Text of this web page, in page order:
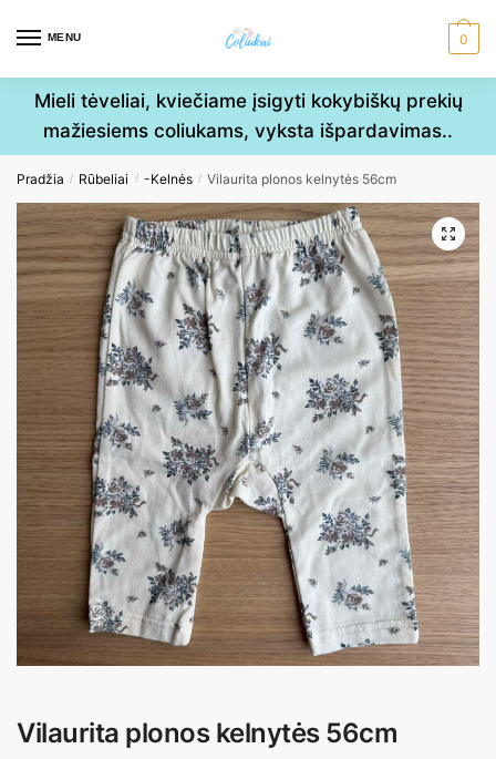
MENU 0
Mieli tėveliai, kviečiame įsigyti kokybiškų prekių
mažiesiems coliukams, vyksta išpardavimas..
Pradžia / Rūbeliai / -Kelnės / Vilaurita plonos kelnytės 56cm
Vilaurita plonos kelnytės 56cm